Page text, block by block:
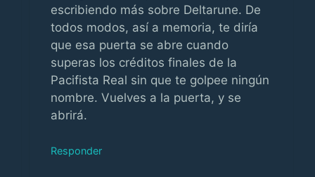
escribiendo más sobre Deltarune. De
todos modos, así a memoria, te diría
que esa puerta se abre cuando
superas los créditos finales de la
Pacifista Real sin que te golpee ningún
nombre. Vuelves a la puerta, y se
abrirá.
Responder